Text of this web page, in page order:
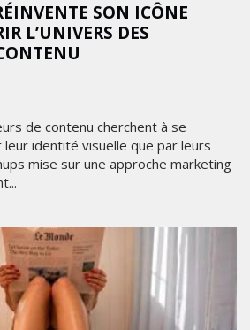
SON ICÔNE
L’UNIVERS DES
de contenu cherchent à se
identité visuelle que par leurs
mise sur une approche marketing